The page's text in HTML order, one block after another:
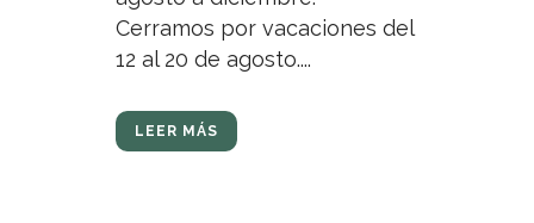
Cerramos por vacaciones del
12 al 20 de agosto....
LEER MÁS